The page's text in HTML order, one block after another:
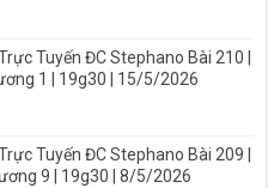
Tuyến ĐC Stephano Bài 210 |
1 | 19g30 | 15/5/2026
Tuyến ĐC Stephano Bài 209 |
9 | 19g30 | 8/5/2026